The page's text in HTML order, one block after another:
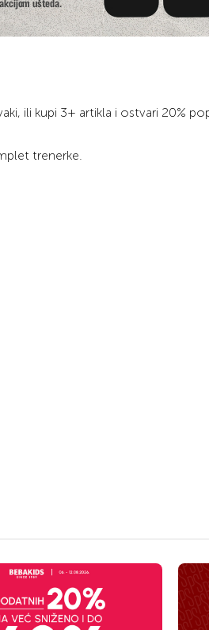
ili kupi 3+ artikla i ostvari 20%
trenerke.